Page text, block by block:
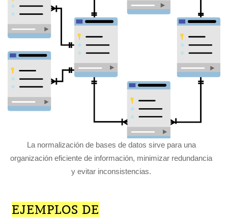
La normalización de bases de datos sirve para una
organización eficiente de información, minimizar redundancia
y evitar inconsistencias.
EJEMPLOS DE